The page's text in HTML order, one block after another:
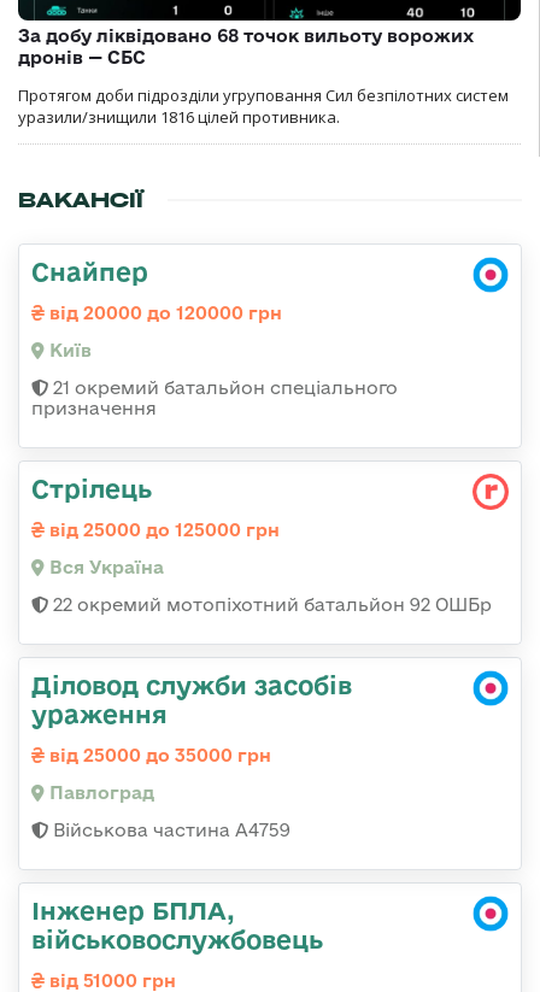
За добу ліквідовано 68 точок вильоту ворожих
дронів — СБС
Протягом доби підрозділи угруповання Сил безпілотних систем
уразили/знищили 1816 цілей противника.
ВАКАНСІЇ
Снайпер
від 20000 до 120000 грн
Київ
21 окремий батальйон спеціального
призначення
Стрілець
від 25000 до 125000 грн
Вся Україна
22 окремий мотопіхотний батальйон 92 ОШБр
Діловод служби засобів
ураження
від 25000 до 35000 грн
Павлоград
Військова частина А4759
Інженер БПЛА,
військовослужбовець
від 51000 грн